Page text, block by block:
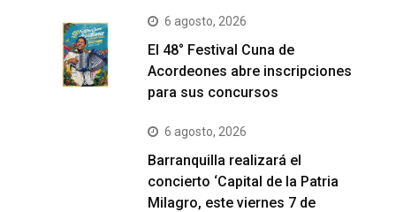
6 agosto, 2026
El 48° Festival Cuna de
Acordeones abre inscripciones
para sus concursos
6 agosto, 2026
Barranquilla realizará el
concierto ‘Capital de la Patria
Milagro, este viernes 7 de